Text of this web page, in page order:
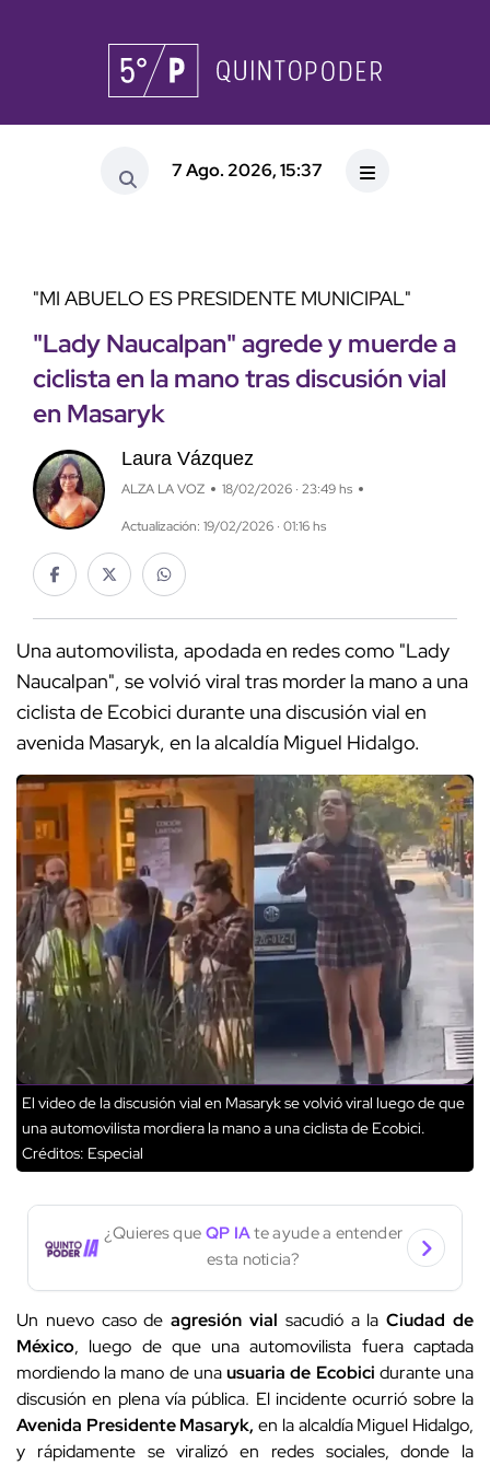
7 Ago. 2026, 15:37
"MI ABUELO ES PRESIDENTE MUNICIPAL"
"Lady Naucalpan" agrede y muerde a
ciclista en la mano tras discusión vial
en Masaryk
Laura Vázquez
ALZA LA VOZ 18/02/2026 · 23:49 hs
Actualización: 19/02/2026 · 01:16 hs
Una automovilista, apodada en redes como "Lady
Naucalpan", se volvió viral tras morder la mano a una
ciclista de Ecobici durante una discusión vial en
avenida Masaryk, en la alcaldía Miguel Hidalgo.
El video de la discusión vial en Masaryk se volvió viral luego de que
una automovilista mordiera la mano a una ciclista de Ecobici.
Créditos: Especial
¿Quieres que QP IAte ayude a entender
esta noticia?
Un nuevo caso deagresión vial sacudió a laCiudad de
México, luego de que una automovilista fuera captada
mordiendo la mano de unausuaria de Ecobici durante una
discusión en plena vía pública. El incidente ocurrió sobre la
Avenida Presidente Masaryk, en la alcaldía Miguel Hidalgo,
y rápidamente se viralizó en redes sociales, donde la